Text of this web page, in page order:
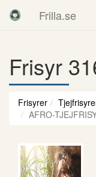
Frilla.se
Frisyr
Frisyrer
AFRO-